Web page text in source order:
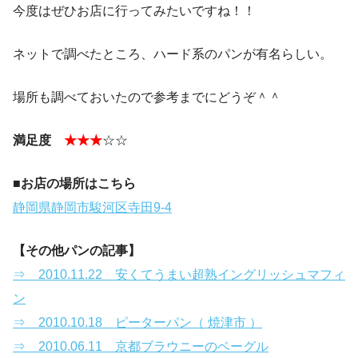
今度はぜひお店に行ってみたいですね！！
ネットで調べたところ、ハード系のパンが有名らしい。
場所も調べておいたので参考までにどうぞ＾＾
満足度 ★★★☆☆
■お店の場所はこちら
静岡県静岡市駿河区寺田9-4
【その他パンの記事】
⇒ 2010.11.22 安くてうまい超熟イングリッシュマフィ
ン
⇒ 2010.10.18 ピーターパン（ 焼津市 ）
⇒ 2010.06.11 京都ブラウニーのベーグル